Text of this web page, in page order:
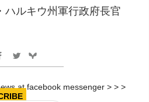
ハルキウ州軍行政府長官
at facebook messenger > > >